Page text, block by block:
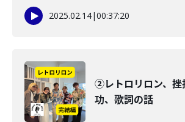
2025.02.14|00:37:20
②レトロリロン、挫
功、歌詞の話